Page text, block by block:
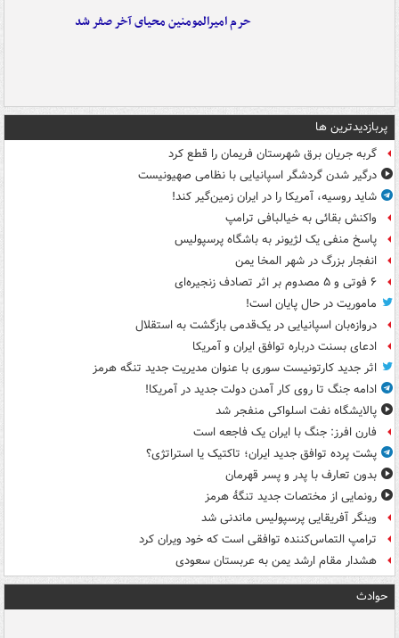
حرم امیرالمومنین محیای آخر صفر شد
پربازدیدترین ها
گربه جریان برق شهرستان فریمان را قطع کرد
درگیر شدن گردشگر اسپانیایی با نظامی صهیونیست
شاید روسیه، آمریکا را در ایران زمین‌گیر کند!
واکنش بقائی به خیالبافی ترامپ
پاسخ منفی یک لژیونر به باشگاه پرسپولیس
انفجار بزرگ در شهر المخا یمن
۶ فوتی و ۵ مصدوم بر اثر تصادف زنجیره‌ای
ماموریت در حال پایان است!
دروازه‌بان اسپانیایی در یک‌قدمی بازگشت به استقلال
ادعای بسنت درباره توافق ایران و آمریکا
اثر جدید کارتونیست سوری با عنوان مدیریت جدید تنگه هرمز
ادامه جنگ تا روی کار آمدن دولت جدید در آمریکا!
پالایشگاه نفت اسلواکی منفجر شد
فارن افرز: جنگ با ایران یک فاجعه است
پشت پرده توافق جدید ایران؛ تاکتیک یا استراتژی؟
بدون تعارف با پدر و پسر قهرمان
رونمایی از مختصات جدید تنگۀ هرمز
وینگر آفریقایی پرسپولیس ماندنی شد
ترامپ التماس‌کننده توافقی است که خود ویران کرد
هشدار مقام ارشد یمن به عربستان سعودی
حوادث